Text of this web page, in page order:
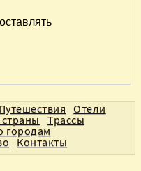
Путешествия
Отели
Трассы
городам
Контакты